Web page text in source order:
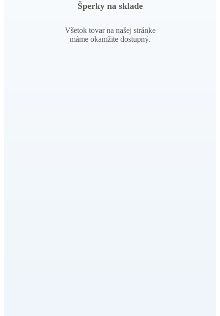
Šperky na sklade
Všetok tovar na našej stránke
máme okamžite dostupný.